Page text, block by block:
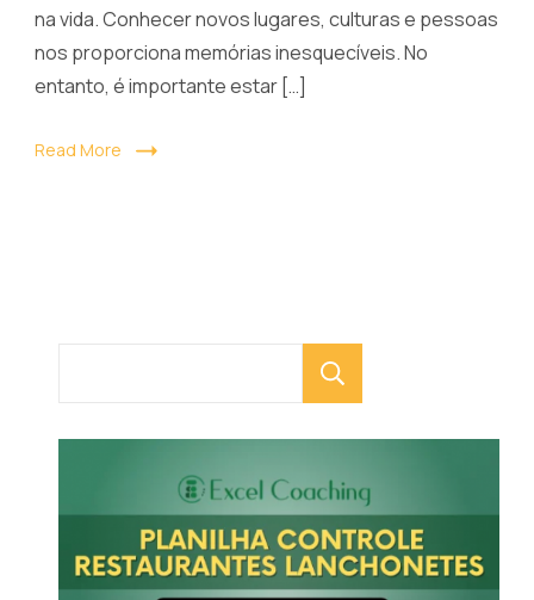
na vida. Conhecer novos lugares, culturas e pessoas
nos proporciona memórias inesquecíveis. No
entanto, é importante estar […]
Read More